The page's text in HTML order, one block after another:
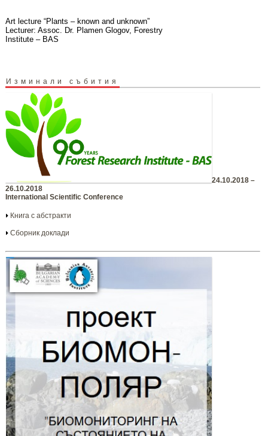
Art lecture “Plants – known and unknown”
Lecturer: Assoc. Dr. Plamen Glogov, Forestry
Institute – BAS
Изминали събития
24.10.2018 –
26.10.2018
International Scientific Conference
Книга с абстракти
Сборник доклади